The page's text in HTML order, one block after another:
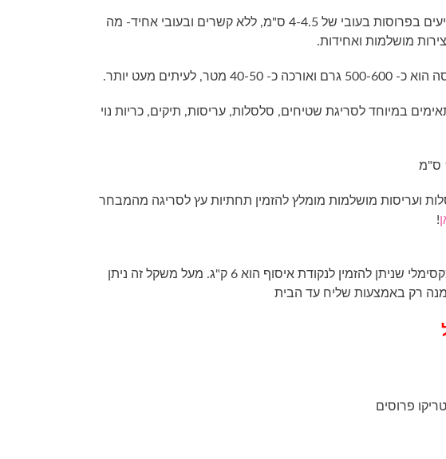
חוטי טריקו מגיעים בפרוסות בעובי של 4-4.5 ס"מ, ללא קשרים ובעובי אחיד- מה
מושלמות ואחידות.
40-50 מטר, לעיתים מעט יותר.
במיוחד לסריגת שטיחים, סלסלות, עריסות, תיקים, כריות נוי
ועריסות מושלמות מומלץ להזמין תחתיות עץ לסריגה מהמבחר
!
1) המשקל המקסימלי שניתן להזמין לנקודת איסוף הוא 6 ק"ג. מעל משקל זה ניתן
רק באמצעות שליח עד הבית
פרוסים